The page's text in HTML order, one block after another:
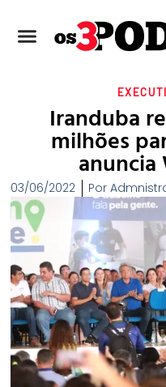
Iranduba
milhões
anuncia
03/06/2022 Por